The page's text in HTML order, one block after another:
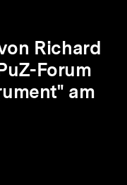
Richard
Forum
am